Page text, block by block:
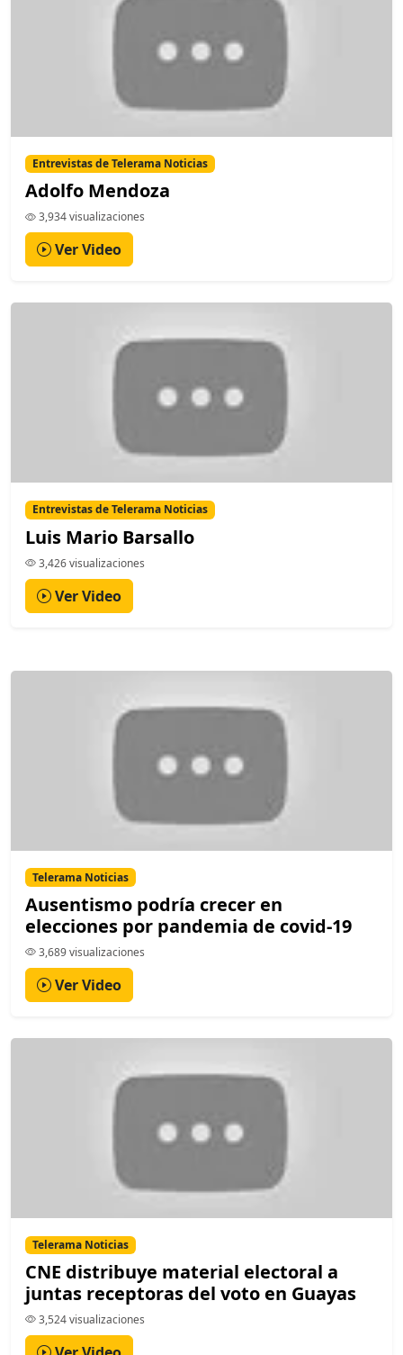
Entrevistas de Telerama Noticias
Adolfo Mendoza
3,934 visualizaciones
Ver Video
Entrevistas de Telerama Noticias
Luis Mario Barsallo
3,426 visualizaciones
Ver Video
Telerama Noticias
Ausentismo podría crecer en
elecciones por pandemia de covid-19
3,689 visualizaciones
Ver Video
Telerama Noticias
CNE distribuye material electoral a
juntas receptoras del voto en Guayas
3,524 visualizaciones